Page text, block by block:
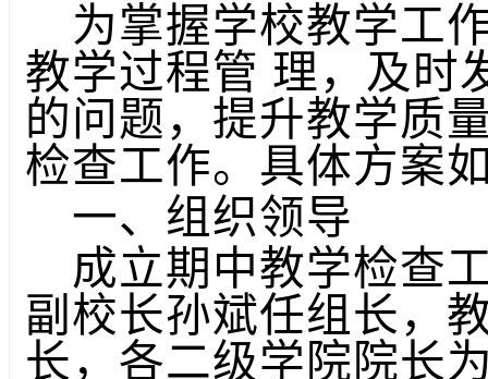
为掌握学校教学工
教学过程管 理，及时
的问题，提升教学质
检查工作。具体方案
一、组织领导
成立期中教学检查
副校长孙斌任组长，
长，各二级学院院长